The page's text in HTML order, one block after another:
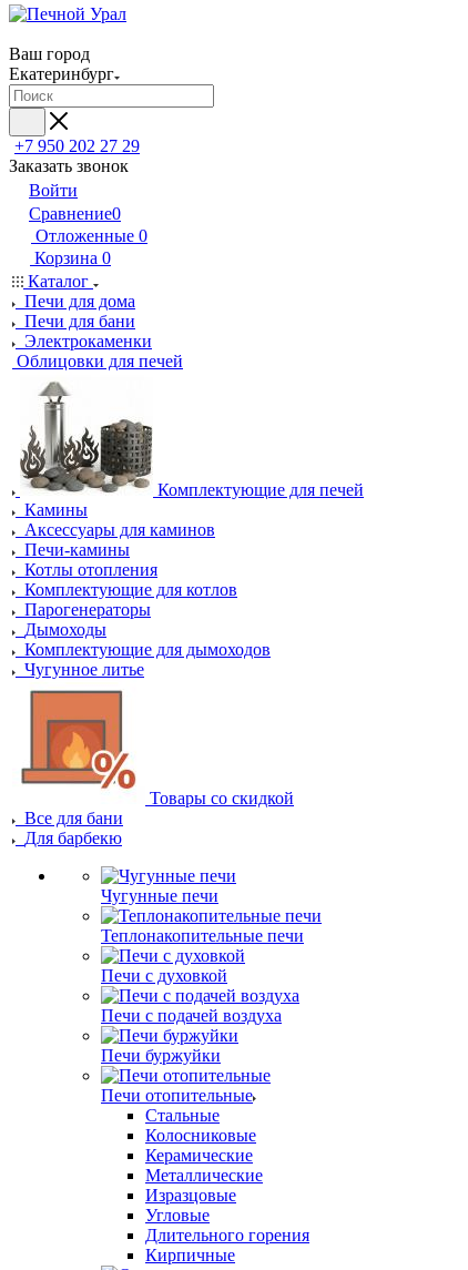
Ваш город
Екатеринбург
+7 950 202 27 29
Заказать звонок
Войти
Сравнение0
Отложенные 0
Корзина 0
Каталог
Печи для дома
Печи для бани
Электрокаменки
Облицовки для печей
Комплектующие для печей
Камины
Аксессуары для каминов
Печи-камины
Котлы отопления
Комплектующие для котлов
Парогенераторы
Дымоходы
Комплектующие для дымоходов
Чугунное литье
Товары со скидкой
Все для бани
Для барбекю
Чугунные печи
Теплонакопительные печи
Печи с духовкой
Печи с подачей воздуха
Печи буржуйки
Печи отопительные
Стальные
Колосниковые
Керамические
Металлические
Изразцовые
Угловые
Длительного горения
Кирпичные